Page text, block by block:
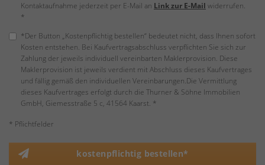
Kontaktaufnahme jederzeit per E-Mail an Link zur E-Mail widerrufen.
*
*Der Button „Kostenpflichtig bestellen“ bedeutet nicht, dass Ihnen sofort
Kosten entstehen. Bei Kaufvertragsabschluss verpflichten Sie sich zur
Zahlung der jeweils individuell vereinbarten Maklerprovision. Diese
Maklerprovision ist jeweils verdient mit Abschluss dieses Kaufvertrages
und fällig gemäß den individuellen Vereinbarungen.Die Vermittlung
dieses Kaufvertrages erfolgt durch die Thurner & Söhne Immobilien
GmbH, Giemesstraße 5 c, 41564 Kaarst. *
* Pflichtfelder
kostenpflichtig bestellen*